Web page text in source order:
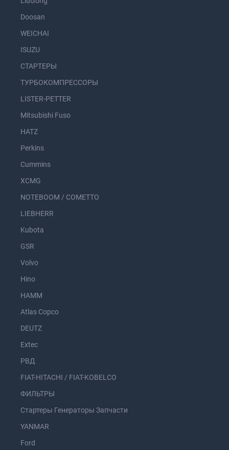
Doosan
WEICHAI
ISUZU
СТАРТЕРЫ
ТУРБОКОМПРЕССОРЫ
LISTER-PETTER
Mitsubishi Fuso
HATZ
Perkins
Cummins
XCMG
NOTEBOOM / COMETTO
LIEBHERR
Kubota
GSR
Volvo
Hino
HAMM
Atlas Copco
DEUTZ
Extec
РВД
FIAT-HITACHI / FIAT-KOBELCO
ФИЛЬТРЫ
Стартеры Генераторы Запчасти
YANMAR
Ford